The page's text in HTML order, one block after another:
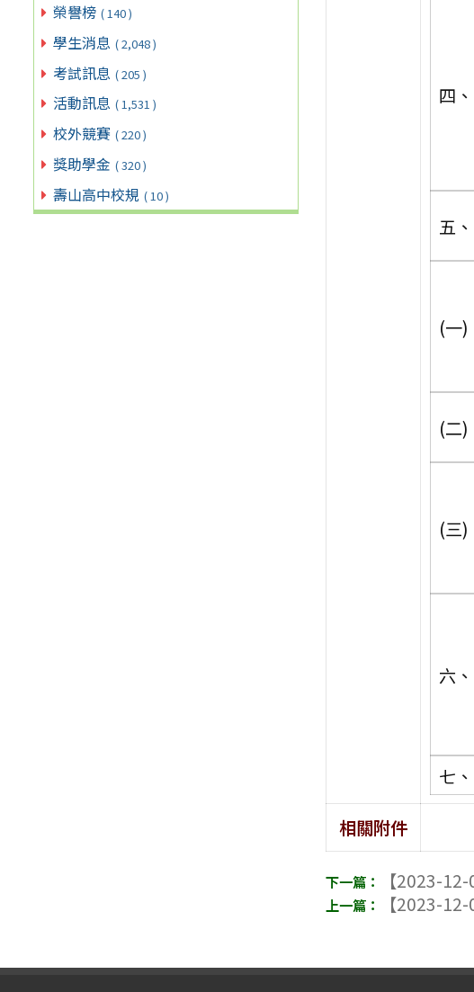
榮譽榜 ( 140 )
學生消息 ( 2,048 )
考試訊息 ( 205 )
活動訊息 ( 1,531 )
校外競賽 ( 220 )
獎助學金 ( 320 )
壽山高中校規 ( 10 )
四、
五、
(一)
(二)
(三)
六、
七、
相關附件
【2023-12-
【2023-12-